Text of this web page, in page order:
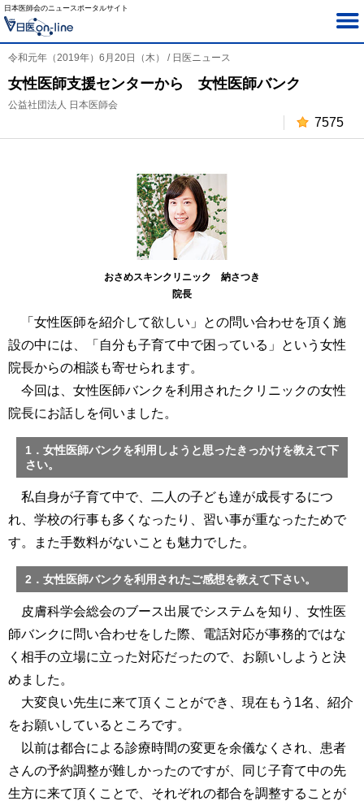
日本医師会のニュースポータルサイト
令和元年（2019年）6月20日（木） / 日医ニュース
女性医師支援センターから 女性医師バンク
公益社団法人 日本医師会
7575
おさめスキンクリニック 納さつき
院長
「女性医師を紹介して欲しい」との問い合わせを頂く施
設の中には、「自分も子育て中で困っている」という女性
院長からの相談も寄せられます。
今回は、女性医師バンクを利用されたクリニックの女性
院長にお話しを伺いました。
1．女性医師バンクを利用しようと思ったきっかけを教えて下
さい。
私自身が子育て中で、二人の子ども達が成長するにつ
れ、学校の行事も多くなったり、習い事が重なったためで
す。また手数料がないことも魅力でした。
2．女性医師バンクを利用されたご感想を教えて下さい。
皮膚科学会総会のブース出展でシステムを知り、女性医
師バンクに問い合わせをした際、電話対応が事務的ではな
く相手の立場に立った対応だったので、お願いしようと決
めました。
大変良い先生に来て頂くことができ、現在もう1名、紹介
をお願いしているところです。
以前は都合による診療時間の変更を余儀なくされ、患者
さんの予約調整が難しかったのですが、同じ子育て中の先
生方に来て頂くことで、それぞれの都合を調整することが